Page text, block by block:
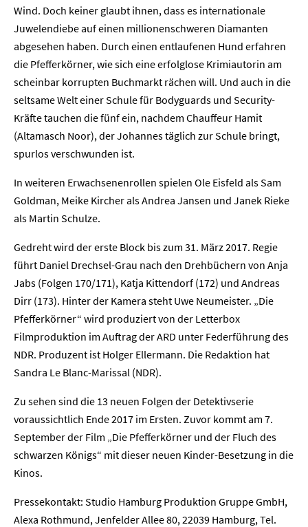
Wind. Doch keiner glaubt ihnen, dass es internationale
Juwelendiebe auf einen millionenschweren Diamanten
abgesehen haben. Durch einen entlaufenen Hund erfahren
die Pfefferkörner, wie sich eine erfolglose Krimiautorin am
scheinbar korrupten Buchmarkt rächen will. Und auch in die
seltsame Welt einer Schule für Bodyguards und Security-
Kräfte tauchen die fünf ein, nachdem Chauffeur Hamit
(Altamasch Noor), der Johannes täglich zur Schule bringt,
spurlos verschwunden ist.
In weiteren Erwachsenenrollen spielen Ole Eisfeld als Sam
Goldman, Meike Kircher als Andrea Jansen und Janek Rieke
als Martin Schulze.
Gedreht wird der erste Block bis zum 31. März 2017. Regie
führt Daniel Drechsel-Grau nach den Drehbüchern von Anja
Jabs (Folgen 170/171), Katja Kittendorf (172) und Andreas
Dirr (173). Hinter der Kamera steht Uwe Neumeister. „Die
Pfefferkörner“ wird produziert von der Letterbox
Filmproduktion im Auftrag der ARD unter Federführung des
NDR. Produzent ist Holger Ellermann. Die Redaktion hat
Sandra Le Blanc-Marissal (NDR).
Zu sehen sind die 13 neuen Folgen der Detektivserie
voraussichtlich Ende 2017 im Ersten. Zuvor kommt am 7.
September der Film „Die Pfefferkörner und der Fluch des
schwarzen Königs“ mit dieser neuen Kinder-Besetzung in die
Kinos.
Pressekontakt: Studio Hamburg Produktion Gruppe GmbH,
Alexa Rothmund, Jenfelder Allee 80, 22039 Hamburg, Tel.
Home
Unternehmen
Presse
Karriere
Kontakt
Newsletter Datenschutz Impressum